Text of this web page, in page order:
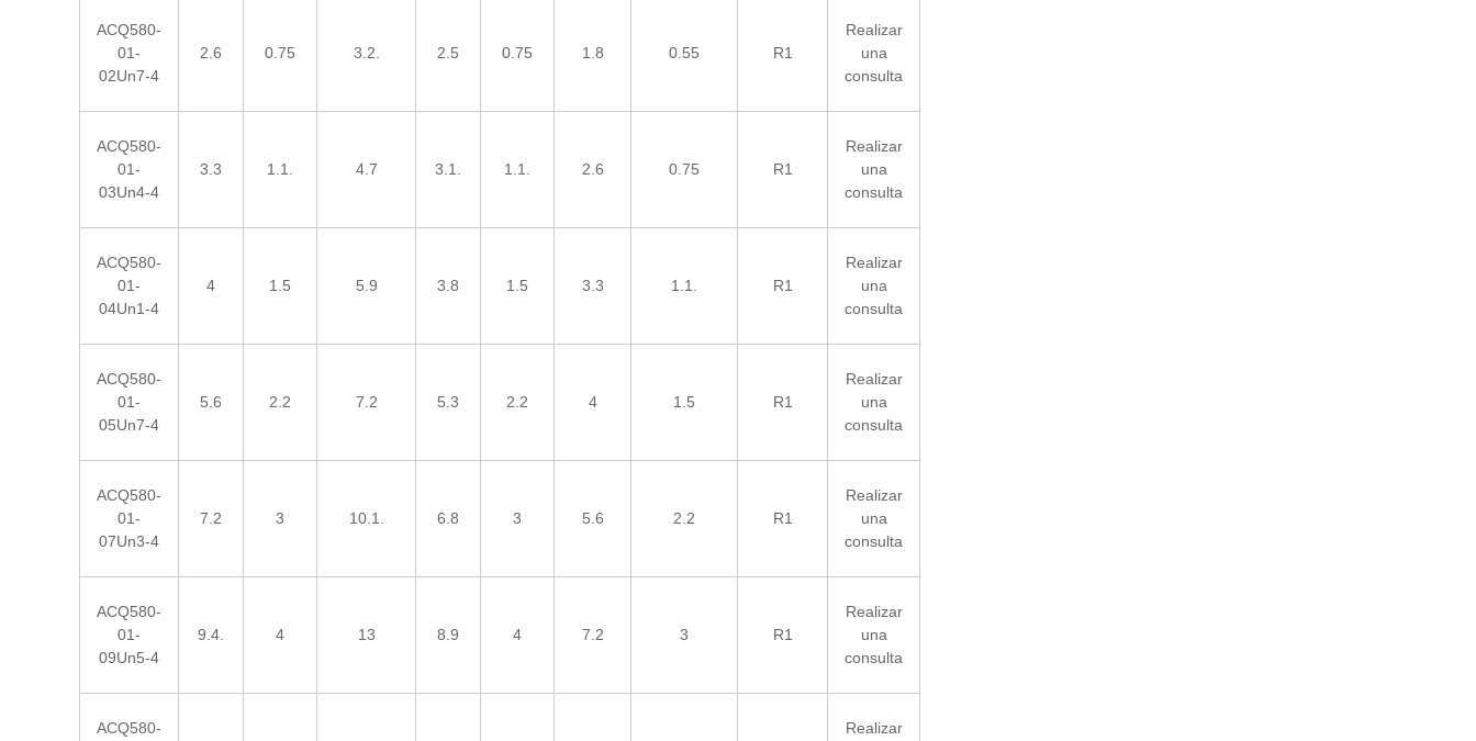
ACQ580-
01-
02Un7-4
2.6 0.75 3.2. 2.5 0.75 1.8 0.55 R1
Realizar
una
consulta
ACQ580-
01-
03Un4-4
3.3 1.1. 4.7 3.1. 1.1. 2.6 0.75 R1
Realizar
una
consulta
ACQ580-
01-
04Un1-4
4 1.5 5.9 3.8 1.5 3.3 1.1. R1
Realizar
una
consulta
ACQ580-
01-
05Un7-4
5.6 2.2 7.2 5.3 2.2 4 1.5 R1
Realizar
una
consulta
ACQ580-
01-
07Un3-4
7.2 3 10.1. 6.8 3 5.6 2.2 R1
Realizar
una
consulta
ACQ580-
01-
09Un5-4
9.4. 4 13 8.9 4 7.2 3 R1
Realizar
una
consulta
ACQ580-
Realizar